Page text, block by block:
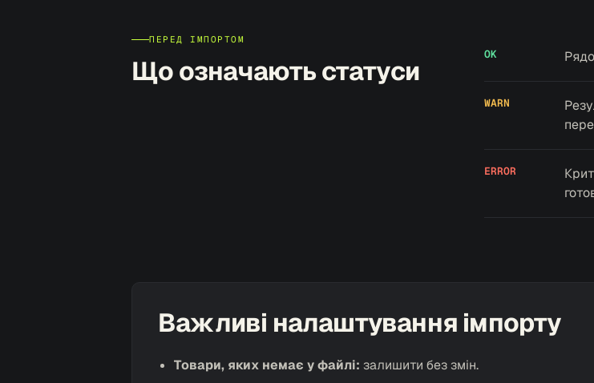
ПЕРЕД ІМПОРТОМ
Що означають статуси
OK
WARN
ERROR
Важливі налаштування імпорту
Товари, яких немає у файлі: залишити без змін.